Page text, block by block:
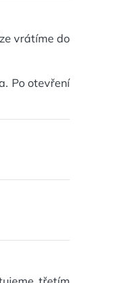
vrátíme do
Po otevření